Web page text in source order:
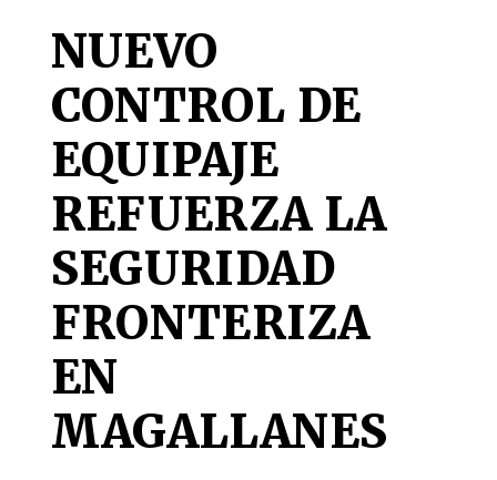
NUEVO
CONTROL DE
EQUIPAJE
REFUERZA LA
SEGURIDAD
FRONTERIZA
EN
MAGALLANES